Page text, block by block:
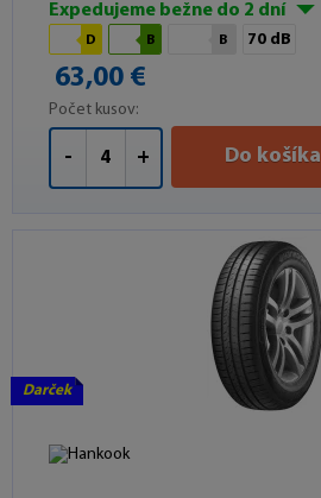
Expedujeme bežne do 2 dní
D B B 70 dB
63,00 €
Počet kusov:
- + Do košíka
Darček